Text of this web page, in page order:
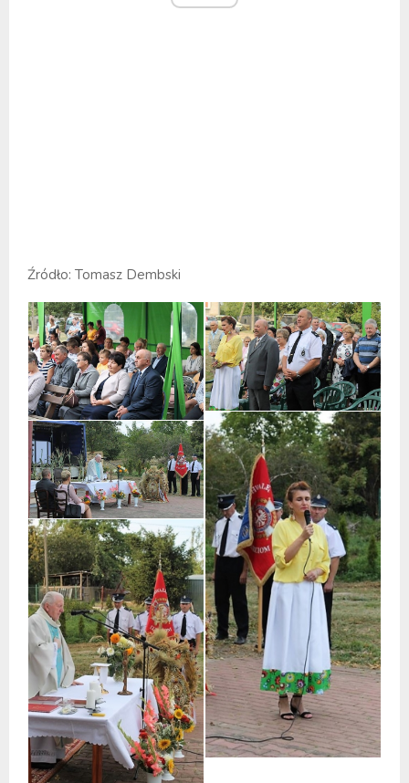
Źródło: Tomasz Dembski